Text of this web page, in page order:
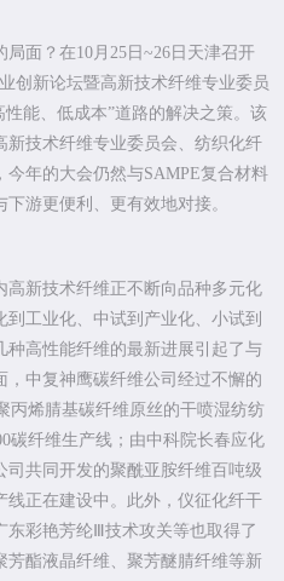
面？在10月25日~26日天津召开
创新论坛暨高新技术纤维专业委员
能、低成本”道路的解决之策。该
技术纤维专业委员会、纺织化纤
年的大会仍然与SAMPE复合材料
游更便利、更有效地对接。
新技术纤维正不断向品种多元化
工业化、中试到产业化、小试到
种高性能纤维的最新进展引起了与
中复神鹰碳纤维公司经过不懈的
丙烯腈基碳纤维原丝的干喷湿纺纺
碳纤维生产线；由中科院长春应化
共同开发的聚酰亚胺纤维百吨级
正在建设中。此外，仪征化纤干
东彩艳芳纶Ⅲ技术攻关等也取得了
酯液晶纤维、聚芳醚腈纤维等新